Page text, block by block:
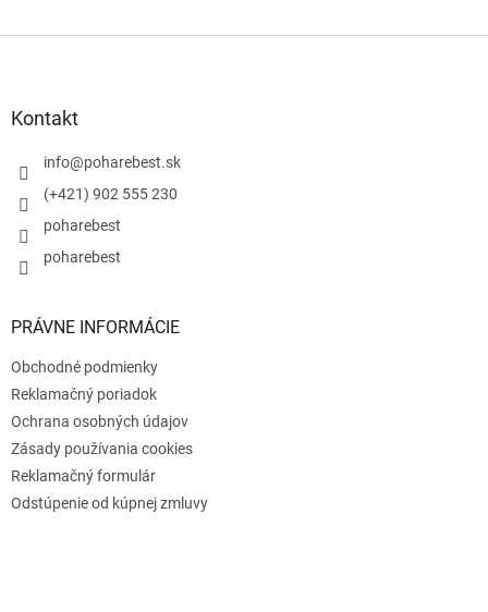
Kontakt
info@poharebest.sk
(+421) 902 555 230
poharebest
poharebest
PRÁVNE INFORMÁCIE
Obchodné podmienky
Reklamačný poriadok
Ochrana osobných údajov
Zásady používania cookies
Reklamačný formulár
Odstúpenie od kúpnej zmluvy